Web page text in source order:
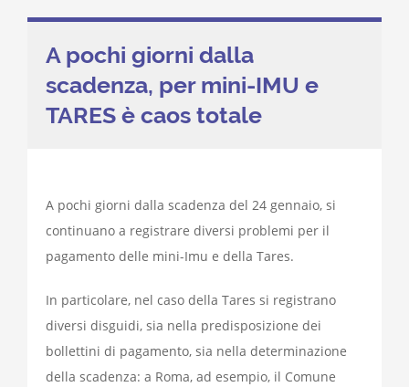
A pochi giorni dalla
scadenza, per mini-IMU e
TARES è caos totale
A pochi giorni dalla scadenza del 24 gennaio, si
continuano a registrare diversi problemi per il
pagamento delle mini-Imu e della Tares.
In particolare, nel caso della Tares si registrano
diversi disguidi, sia nella predisposizione dei
bollettini di pagamento, sia nella determinazione
della scadenza: a Roma, ad esempio, il Comune